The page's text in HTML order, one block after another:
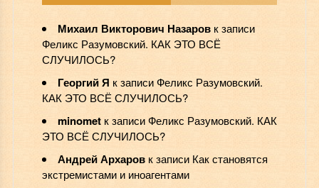
Михаил Викторович Назаровк записи
Феликс Разумовский. КАК ЭТО ВСЁ
СЛУЧИЛОСЬ?
Георгий Я к записиФеликс Разумовский.
КАК ЭТО ВСЁ СЛУЧИЛОСЬ?
minometк записиФеликс Разумовский. КАК
ЭТО ВСЁ СЛУЧИЛОСЬ?
Андрей Архаровк записи Как становятся
экстремистами и иноагентами